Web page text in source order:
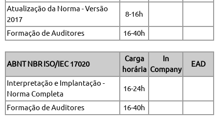
Atualização da Norma - Versão
2017
8-16h
Formação de Auditores 16-40h
ABNT NBR ISO/IEC 17020
Carga
horária
In
Company
EAD
Interpretação e Implantação -
Norma Completa
16-24h
Formação de Auditores 16-40h